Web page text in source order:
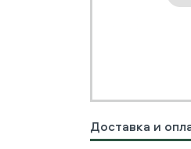
Доставка и